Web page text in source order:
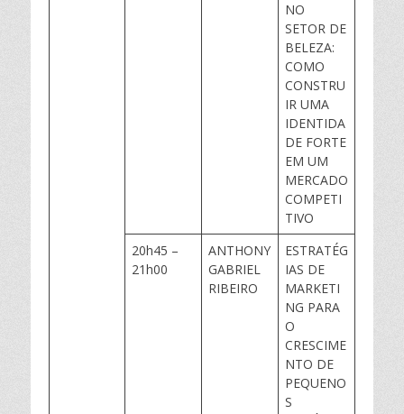
NO
SETOR DE
BELEZA:
COMO
CONSTRU
IR UMA
IDENTIDA
DE FORTE
EM UM
MERCADO
COMPETI
TIVO
20h45 –
21h00
ANTHONY
GABRIEL
RIBEIRO
ESTRATÉG
IAS DE
MARKETI
NG PARA
O
CRESCIME
NTO DE
PEQUENO
S